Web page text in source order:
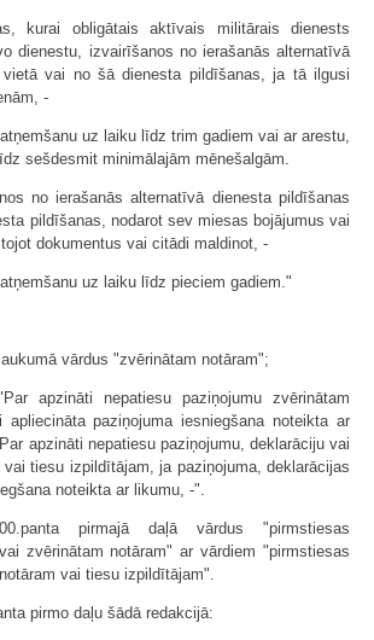
kurai obligātais aktīvais militārais dienests
dienestu, izvairīšanos no ierašanās alternatīvā
vietā vai no šā dienesta pildīšanas, ja tā ilgusi
-
uz laiku līdz trim gadiem vai ar arestu,
sešdesmit minimālajām mēnešalgām.
no ierašanās alternatīvā dienesta pildīšanas
pildīšanas, nodarot sev miesas bojājumus vai
dokumentus vai citādi maldinot, -
uz laiku līdz pieciem gadiem."
vārdus "zvērinātam notāram";
apzināti nepatiesu paziņojumu zvērinātam
apliecināta paziņojuma iesniegšana noteikta ar
apzināti nepatiesu paziņojumu, deklarāciju vai
vai tiesu izpildītājam, ja paziņojuma, deklarācijas
noteikta ar likumu, -".
pirmajā daļā vārdus "pirmstiesas
zvērinātam notāram" ar vārdiem "pirmstiesas
vai tiesu izpildītājam".
pirmo daļu šādā redakcijā: